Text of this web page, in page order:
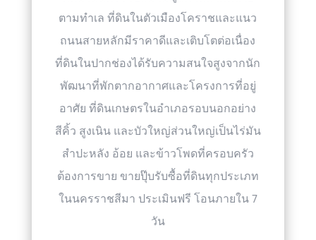
ตามทำเล ที่ดินในตัวเมืองโคราชและแนว
ถนนสายหลักมีราคาดีและเติบโตต่อเนื่อง
ที่ดินในปากช่องได้รับความสนใจสูงจากนัก
พัฒนาที่พักตากอากาศและโครงการที่อยู่
อาศัย ที่ดินเกษตรในอำเภอรอบนอกอย่าง
สีคิ้ว สูงเนิน และบัวใหญ่ส่วนใหญ่เป็นไร่มัน
สำปะหลัง อ้อย และข้าวโพดที่ครอบครัว
ต้องการขาย ขายปุ๊บรับซื้อที่ดินทุกประเภท
ในนครราชสีมา ประเมินฟรี โอนภายใน 7
วัน